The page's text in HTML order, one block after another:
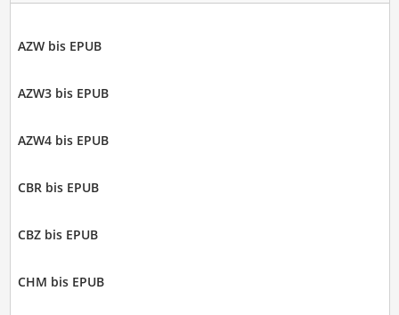
AZW bis EPUB
AZW3 bis EPUB
AZW4 bis EPUB
CBR bis EPUB
CBZ bis EPUB
CHM bis EPUB